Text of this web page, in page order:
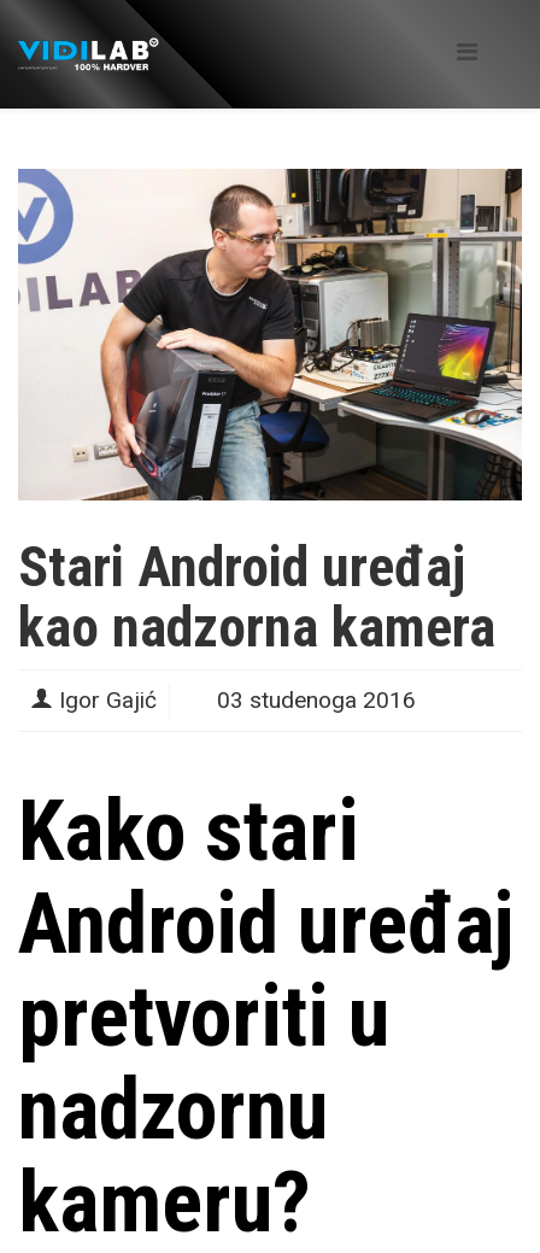
Stari Android uređaj
kao nadzorna kamera
Igor Gajić 03 studenoga 2016
Kako stari
Android uređaj
pretvoriti u
nadzornu
kameru?